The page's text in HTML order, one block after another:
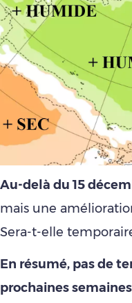
Au-delà du 15
mais une
Sera-t-elle
En résumé, pas de
prochaines